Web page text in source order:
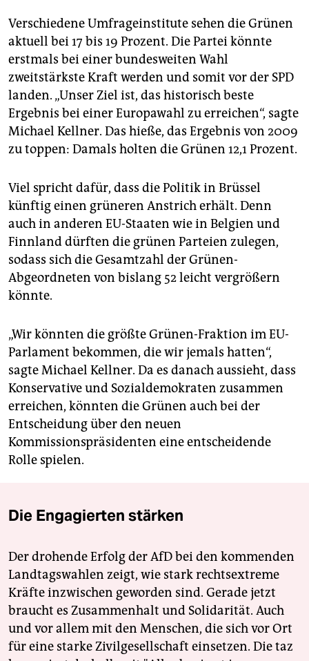
Verschiedene Umfrageinstitute sehen die Grünen
aktuell bei 17 bis 19 Prozent. Die Partei könnte
erstmals bei einer bundesweiten Wahl
zweitstärkste Kraft werden und somit vor der SPD
landen. „Unser Ziel ist, das historisch beste
Ergebnis bei einer Europawahl zu erreichen“, sagte
Michael Kellner. Das hieße, das Ergebnis von 2009
zu toppen: Damals holten die Grünen 12,1 Prozent.
Viel spricht dafür, dass die Politik in Brüssel
künftig einen grüneren Anstrich erhält. Denn
auch in anderen EU-Staaten wie in Belgien und
Finnland dürften die grünen Parteien zulegen,
sodass sich die Gesamtzahl der Grünen-
Abgeordneten von bislang 52 leicht vergrößern
könnte.
„Wir könnten die größte Grünen-Fraktion im EU-
Parlament bekommen, die wir jemals hatten“,
sagte Michael Kellner. Da es danach aussieht, dass
Konservative und Sozialdemokraten zusammen
erreichen, könnten die Grünen auch bei der
Entscheidung über den neuen
Kommissionspräsidenten eine entscheidende
Rolle spielen.
Die Engagierten stärken
Der drohende Erfolg der AfD bei den kommenden
Landtagswahlen zeigt, wie stark rechtsextreme
Kräfte inzwischen geworden sind. Gerade jetzt
braucht es Zusammenhalt und Solidarität. Auch
und vor allem mit den Menschen, die sich vor Ort
für eine starke Zivilgesellschaft einsetzen. Die taz